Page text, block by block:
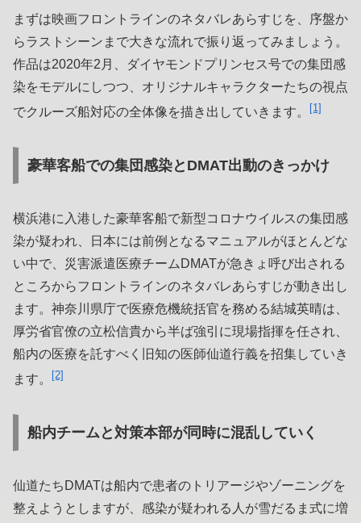
まずは映画フロントラインのネタバレあらすじを、序盤か
らラストシーンまで大きな流れで振り返ってみましょう。
作品は2020年2月、ダイヤモンドプリンセス号での集団感
染をモデルにしつつ、オリジナルキャラクターたちの視点
でクルーズ船対応の全体像を描き出していきます。
[1]
豪華客船での集団感染とDMAT出動のきっかけ
横浜港に入港した豪華客船で新型コロナウイルスの集団感
染が疑われ、日本には前例となるマニュアルがほとんどな
い中で、災害派遣医療チームDMATが急きょ呼び出される
ところからフロントラインのネタバレあらすじが動き出し
ます。神奈川県庁で医療危機統括官を務める結城英晴は、
厚労省官僚の立松信貴から半ば強引に現場指揮を任され、
船内の医療を託すべく旧知の医師仙道行義を招集していき
ます。
[2]
船内チームと対策本部が同時に混乱していく
仙道たちDMATは船内で患者のトリアージやゾーニングを
整えようとしますが、感染が疑われる人が雪だるま式に増